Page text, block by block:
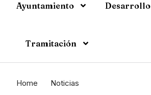
Ayuntamiento Desarrollo
Tramitación
Home Noticias